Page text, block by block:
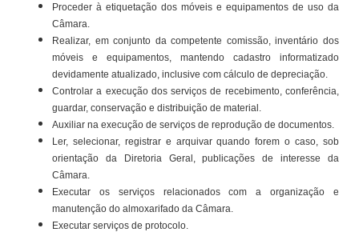
Proceder à etiquetação dos móveis e equipamentos de uso da
Câmara.
Realizar, em conjunto da competente comissão, inventário dos
móveis e equipamentos, mantendo cadastro informatizado
devidamente atualizado, inclusive com cálculo de depreciação.
Controlar a execução dos serviços de recebimento, conferência,
guardar, conservação e distribuição de material.
Auxiliar na execução de serviços de reprodução de documentos.
Ler, selecionar, registrar e arquivar quando forem o caso, sob
orientação da Diretoria Geral, publicações de interesse da
Câmara.
Executar os serviços relacionados com a organização e
manutenção do almoxarifado da Câmara.
Executar serviços de protocolo.